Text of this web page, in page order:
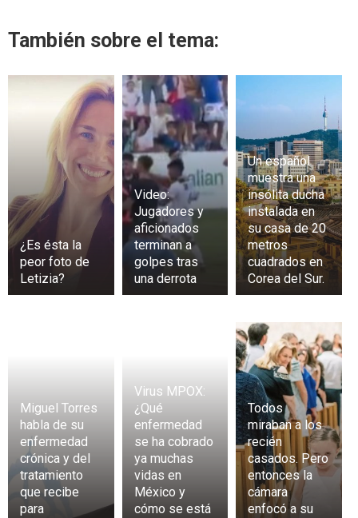
También sobre el tema:
¿Es ésta la
peor foto de
Letizia?
Video:
Jugadores y
aficionados
terminan a
golpes tras
una derrota
Un español
muestra una
insólita ducha
instalada en
su casa de 20
metros
cuadrados en
Corea del Sur.
Miguel Torres
habla de su
enfermedad
crónica y del
tratamiento
que recibe
para
Virus MPOX:
¿Qué
enfermedad
se ha cobrado
ya muchas
vidas en
México y
cómo se está
Todos
miraban a los
recién
casados. Pero
entonces la
cámara
enfocó a su